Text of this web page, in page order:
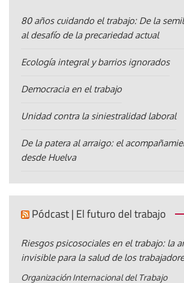
80 años cuidando el trabajo: De la
al desafío de la precariedad actual
Ecología integral y barrios ignorados
Democracia en el trabajo
Unidad contra la siniestralidad laboral
De la patera al arraigo: el
desde Huelva
Pódcast | El futuro del trabajo
Riesgos psicosociales en el trabajo: la
invisible para la salud de los
Organización Internacional del Trabajo